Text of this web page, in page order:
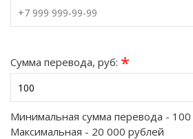
Сумма перевода, руб: *
Минимальная сумма перевода - 100
Максимальная - 20 000 рублей